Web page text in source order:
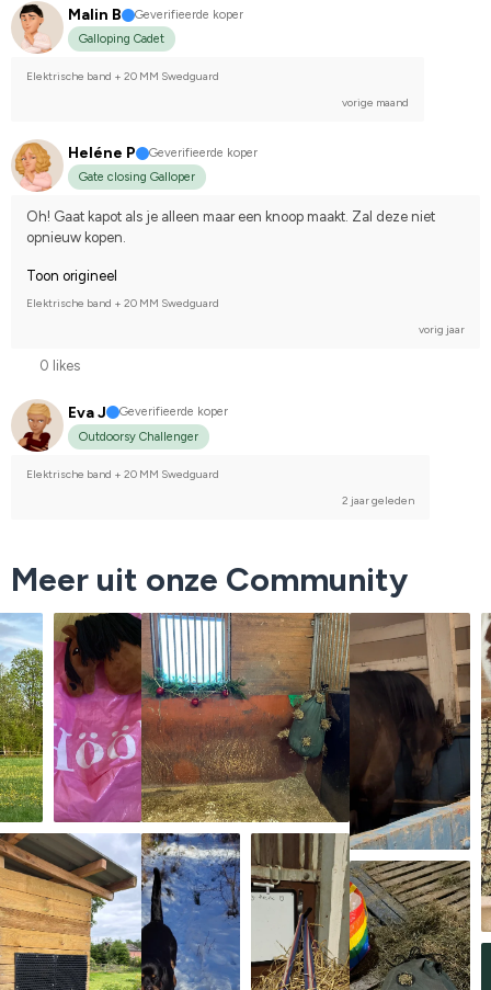
Malin B
Geverifieerde koper
Galloping Cadet
Elektrische band + 20 MM Swedguard
vorige maand
Heléne P
Geverifieerde koper
Gate closing Galloper
Oh! Gaat kapot als je alleen maar een knoop maakt. Zal deze niet
opnieuw kopen.
Toon origineel
Elektrische band + 20 MM Swedguard
vorig jaar
0 likes
Eva J
Geverifieerde koper
Outdoorsy Challenger
Elektrische band + 20 MM Swedguard
2 jaar geleden
Meer uit onze Community